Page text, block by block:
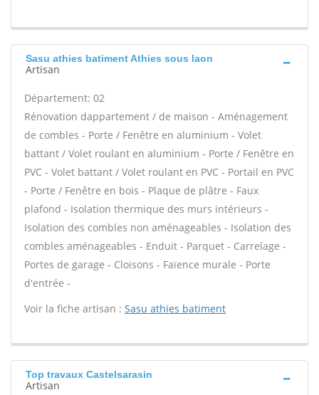
Sasu athies batiment Athies sous laon
Artisan
Département: 02
Rénovation dappartement / de maison - Aménagement
de combles - Porte / Fenêtre en aluminium - Volet
battant / Volet roulant en aluminium - Porte / Fenêtre en
PVC - Volet battant / Volet roulant en PVC - Portail en PVC
- Porte / Fenêtre en bois - Plaque de plâtre - Faux
plafond - Isolation thermique des murs intérieurs -
Isolation des combles non aménageables - Isolation des
combles aménageables - Enduit - Parquet - Carrelage -
Portes de garage - Cloisons - Faïence murale - Porte
d'entrée -
Voir la fiche artisan : Sasu athies batiment
Top travaux Castelsarasin
Artisan